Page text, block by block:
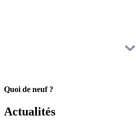
Quoi de neuf ?
Actualités